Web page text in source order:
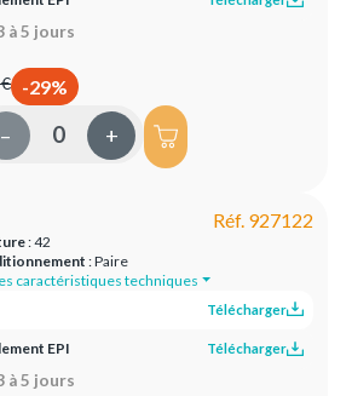
à 5 jours
-29%
– +
Réf. 927122
: 42
: Paire
caractéristiques techniques
Télécharger
EPI Télécharger
à 5 jours